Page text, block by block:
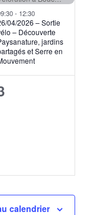
- 12:30
04/2026 – Sortie
– Découverte
jardins
et Serre en
calendrier